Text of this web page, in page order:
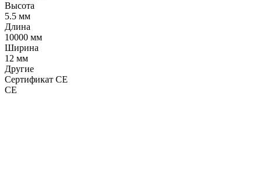
Высота
5.5 мм
Длина
10000 мм
Ширина
12 мм
Другие
Сертификат CE
CE